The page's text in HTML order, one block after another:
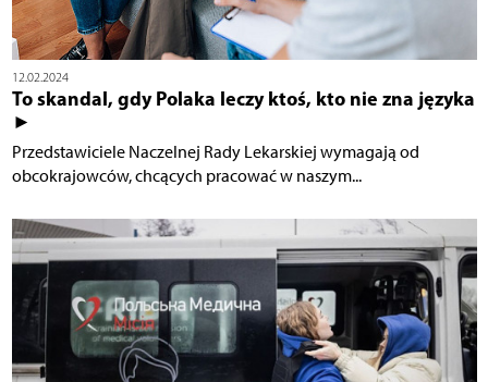
12.02.2024
To skandal, gdy Polaka leczy ktoś, kto nie zna języka
►
Przedstawiciele Naczelnej Rady Lekarskiej wymagają od
obcokrajowców, chcących pracować w naszym...